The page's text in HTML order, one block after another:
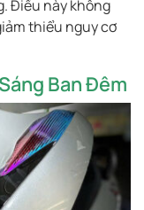
Điều này không
thiểu nguy cơ
Ban Đêm